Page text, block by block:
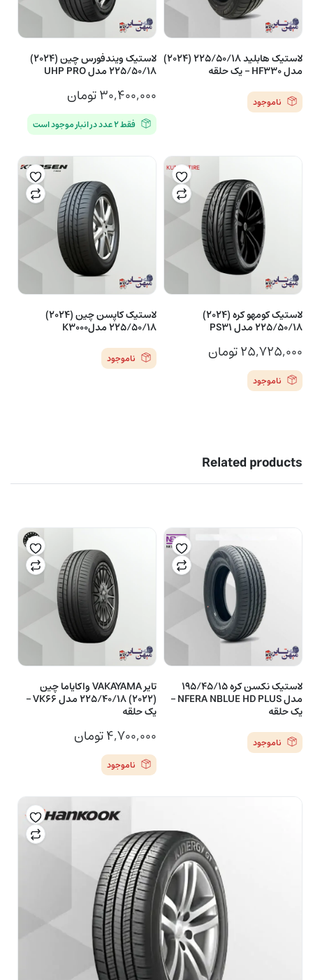
لاستیک هابلید 225/50/18 (2024)
مدل HF330 – یک حلقه
ناموجود
لاستیک ویندفورس چین (2024)
225/50/18 مدل UHP PRO
۳۰,۴۰۰,۰۰۰تومان
فقط ۲ عدد در انبار موجود است
لاستیک کومهو کره (2024)
225/50/18 مدل PS31
۲۵,۷۲۵,۰۰۰تومان
ناموجود
لاستیک کاپسن چین (2024)
225/50/18 مدلK3000
ناموجود
Related products
لاستیک نکسن کره 195/45/15
مدل NFERA NBLUE HD PLUS –
یک حلقه
ناموجود
تایر VAKAYAMA واکایاما چین
(2022) 225/40/18 مدل VK66 –
یک حلقه
۴,۷۰۰,۰۰۰تومان
ناموجود